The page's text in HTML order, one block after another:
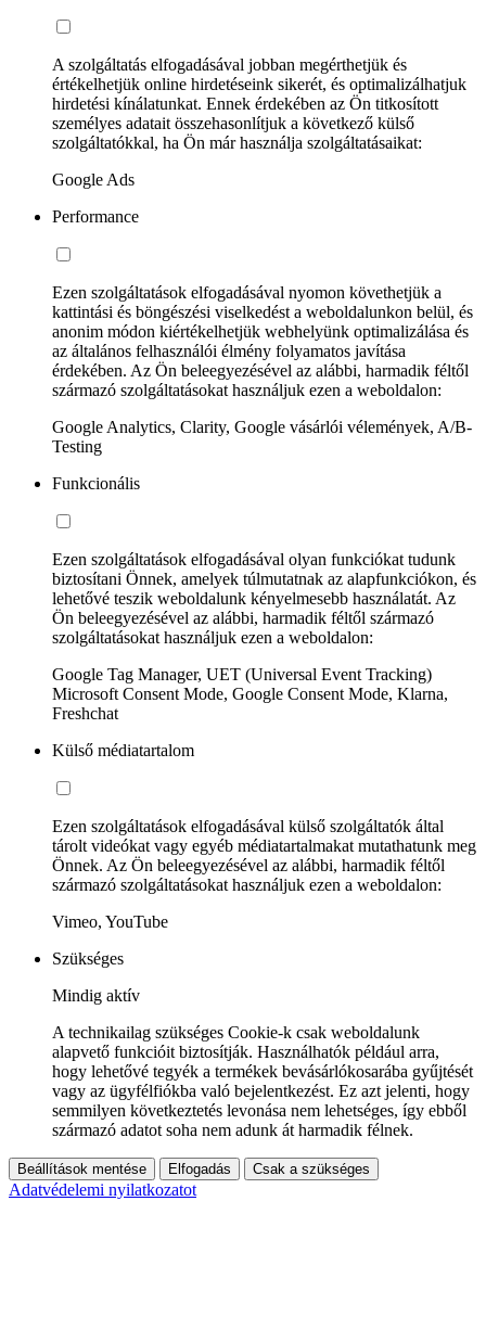
A szolgáltatás elfogadásával jobban megérthetjük és
értékelhetjük online hirdetéseink sikerét, és optimalizálhatjuk
hirdetési kínálatunkat. Ennek érdekében az Ön titkosított
személyes adatait összehasonlítjuk a következő külső
szolgáltatókkal, ha Ön már használja szolgáltatásaikat:
Google Ads
Performance
Ezen szolgáltatások elfogadásával nyomon követhetjük a
kattintási és böngészési viselkedést a weboldalunkon belül, és
anonim módon kiértékelhetjük webhelyünk optimalizálása és
az általános felhasználói élmény folyamatos javítása
érdekében. Az Ön beleegyezésével az alábbi, harmadik féltől
származó szolgáltatásokat használjuk ezen a weboldalon:
Google Analytics, Clarity, Google vásárlói vélemények, A/B-
Testing
Funkcionális
Ezen szolgáltatások elfogadásával olyan funkciókat tudunk
biztosítani Önnek, amelyek túlmutatnak az alapfunkciókon, és
lehetővé teszik weboldalunk kényelmesebb használatát. Az
Ön beleegyezésével az alábbi, harmadik féltől származó
szolgáltatásokat használjuk ezen a weboldalon:
Google Tag Manager, UET (Universal Event Tracking)
Microsoft Consent Mode, Google Consent Mode, Klarna,
Freshchat
Külső médiatartalom
Ezen szolgáltatások elfogadásával külső szolgáltatók által
tárolt videókat vagy egyéb médiatartalmakat mutathatunk meg
Önnek. Az Ön beleegyezésével az alábbi, harmadik féltől
származó szolgáltatásokat használjuk ezen a weboldalon:
Vimeo, YouTube
Szükséges
Mindig aktív
A technikailag szükséges Cookie-k csak weboldalunk
alapvető funkcióit biztosítják. Használhatók például arra,
hogy lehetővé tegyék a termékek bevásárlókosarába gyűjtését
vagy az ügyfélfiókba való bejelentkezést. Ez azt jelenti, hogy
semmilyen következtetés levonása nem lehetséges, így ebből
származó adatot soha nem adunk át harmadik félnek.
Beállítások mentése Elfogadás Csak a szükséges
Adatvédelemi nyilatkozatot